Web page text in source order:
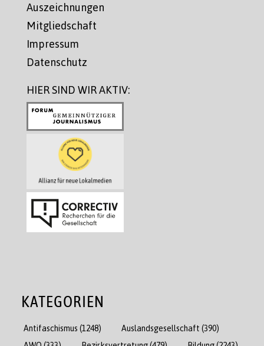
Auszeichnungen
Mitgliedschaft
Impressum
Datenschutz
HIER SIND WIR AKTIV:
KATEGORIEN
Antifaschismus (1248) Auslandsgesellschaft (390)